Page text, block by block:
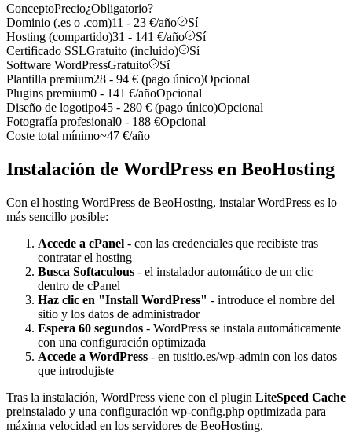
ConceptoPrecio¿Obligatorio?
Dominio (.es o .com)11 - 23 €/año
Sí
Hosting (compartido)31 - 141 €/año
Sí
Certificado SSLGratuito (incluido)
Sí
Software WordPressGratuito
Sí
Plantilla premium28 - 94 € (pago único)Opcional
Plugins premium0 - 141 €/añoOpcional
Diseño de logotipo45 - 280 € (pago único)Opcional
Fotografía profesional0 - 188 €Opcional
Coste total mínimo~47 €/año
Instalación de WordPress en BeoHosting
Con el hosting WordPress de BeoHosting, instalar WordPress es lo
más sencillo posible:
Accede a cPanel - con las credenciales que recibiste tras
contratar el hosting
Busca Softaculous - el instalador automático de un clic
dentro de cPanel
Haz clic en "Install WordPress" - introduce el nombre del
sitio y los datos de administrador
Espera 60 segundos - WordPress se instala automáticamente
con una configuración optimizada
Accede a WordPress - en tusitio.es/wp-admin con los datos
que introdujiste
Tras la instalación, WordPress viene con el plugin LiteSpeed Cache
preinstalado y una configuración wp-config.php optimizada para
máxima velocidad en los servidores de BeoHosting.